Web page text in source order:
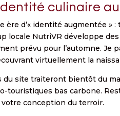
culinaire
ère d’« identité augmentée »
locale NutriVR développe
prévu pour l’automne. Je
virtuellement la
du site traiteront bientôt du
bas carbone.
conception du terroir.